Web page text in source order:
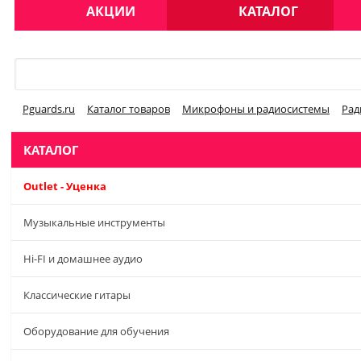
АКЦИИ КАТАЛОГ
Pguards.ru Каталог товаров Микрофоны и радиосистемы
КАТАЛОГ
Outlet - Уценка
Музыкальные инструменты
Hi-FI и домашнее аудио
Классические гитары
Оборудование для обучения